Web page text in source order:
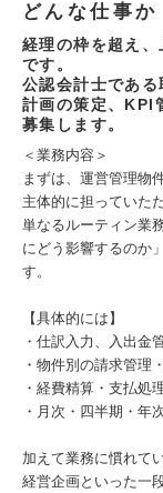
どんな仕事か
経理の枠を超え
です。
公認会計士であ
計画の策定、KPI
募集します。
＜業務内容＞
まずは、運営管理物
主体的に担っていた
単なるルーティン業
にどう影響するのか
す。
【具体的には】
・仕訳入力、入出金
・物件別の請求管理
・経費精算・支払処
・月次・四半期・年
加えて業務に慣れて
経営企画といった一